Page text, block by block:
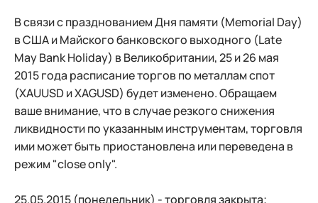
В связи с празднованием Дня памяти (Memorial Day)
в США и Майского банковского выходного (Late
May Bank Holiday) в Великобритании, 25 и 26 мая
2015 года расписание торгов по металлам спот
(XAUUSD и XAGUSD) будет изменено. Обращаем
ваше внимание, что в случае резкого снижения
ликвидности по указанным инструментам, торговля
ими может быть приостановлена или переведена в
режим "close only".
25.05.2015 (понедельник) - торговля закрыта;